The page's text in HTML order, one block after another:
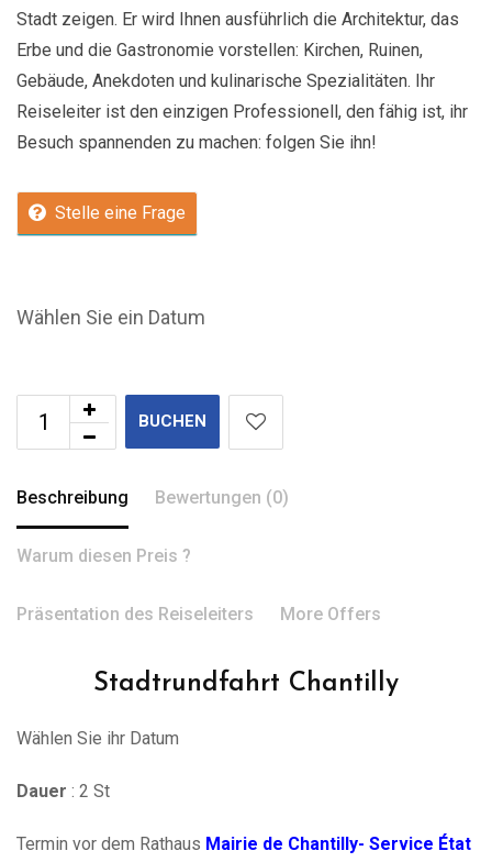
Stadt zeigen. Er wird Ihnen ausführlich die Architektur, das
Erbe und die Gastronomie vorstellen: Kirchen, Ruinen,
Gebäude, Anekdoten und kulinarische Spezialitäten. Ihr
Reiseleiter ist den einzigen Professionell, den fähig ist, ihr
Besuch spannenden zu machen: folgen Sie ihn!
Stelle eine Frage
Wählen Sie ein Datum
BUCHEN
Beschreibung Bewertungen (0)
Warum diesen Preis ?
Präsentation des Reiseleiters More Offers
Stadtrundfahrt Chantilly
Wählen Sie ihr Datum
Dauer : 2 St
Termin vor dem Rathaus Mairie de Chantilly- Service État